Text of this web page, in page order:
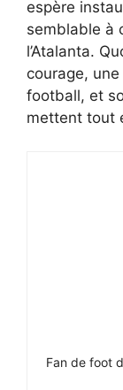
espère
semblable à
l’Atalanta.
courage,
football, et
mettent tout
Fan de foot